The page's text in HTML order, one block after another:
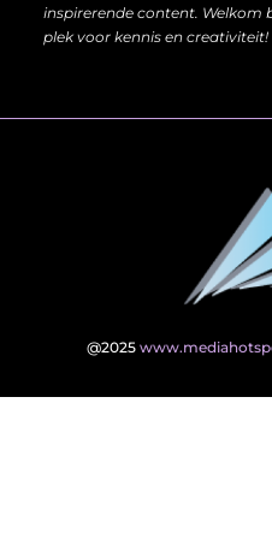
inspirerende content. Welkom
plek voor kennis en creativiteit!
@2025